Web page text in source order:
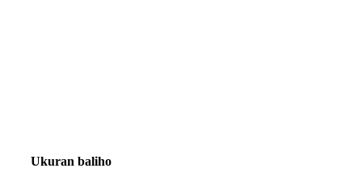
Ukuran baliho